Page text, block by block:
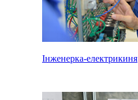
Інженерка-електрикиня